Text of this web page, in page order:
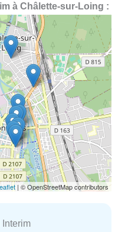
à Châlette-sur-Loing :
| © OpenStreetMap contributors
Interim